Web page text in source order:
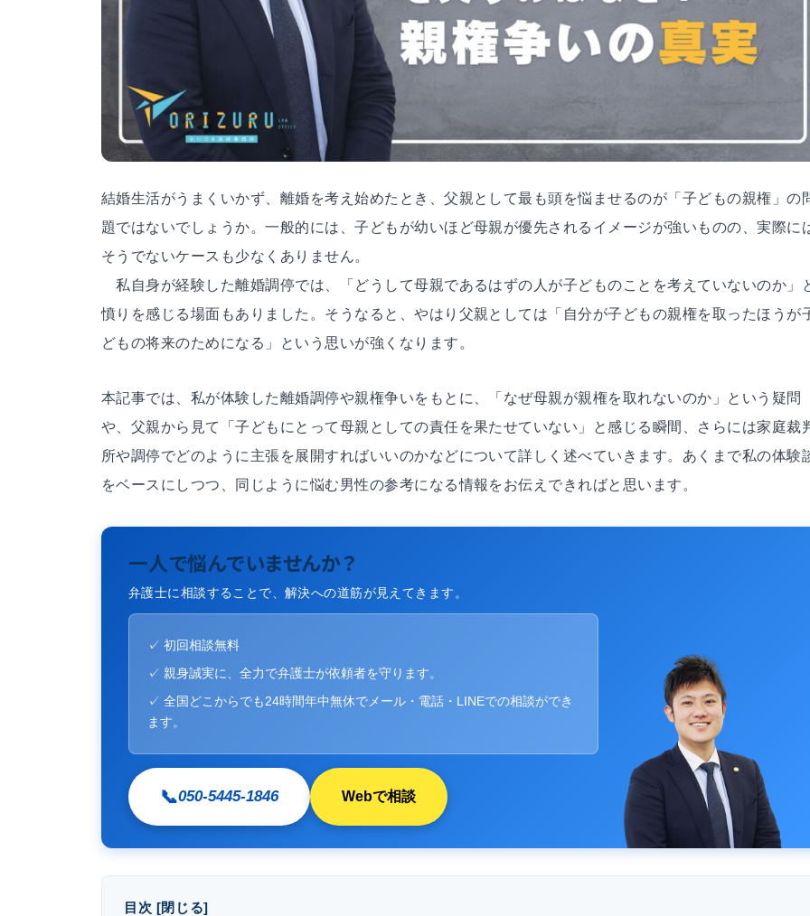
結婚生活がうまくいかず、離婚を考え始めたとき、父親として最も頭を悩ませるのが「子どもの親権」の
題ではないでしょうか。一般的には、子どもが幼いほど母親が優先されるイメージが強いものの、実際に
そうでないケースも少なくありません。
私自身が経験した離婚調停では、「どうして母親であるはずの人が子どものことを考えていないのか」
憤りを感じる場面もありました。そうなると、やはり父親としては「自分が子どもの親権を取ったほうが
どもの将来のためになる」という思いが強くなります。
本記事では、私が体験した離婚調停や親権争いをもとに、「なぜ母親が親権を取れないのか」という疑問
や、父親から見て「子どもにとって母親としての責任を果たせていない」と感じる瞬間、さらには家庭裁
所や調停でどのように主張を展開すればいいのかなどについて詳しく述べていきます。あくまで私の体験
をベースにしつつ、同じように悩む男性の参考になる情報をお伝えできればと思います。
一人で悩んでいませんか？
弁護士に相談することで、解決への道筋が見えてきます。
✓ 初回相談無料
✓ 親身誠実に、全力で弁護士が依頼者を守ります。
✓ 全国どこからでも24時間年中無休でメール・電話・LINEでの相談ができ
ます。
📞050-5445-1846 Webで相談
目次 [閉じる]